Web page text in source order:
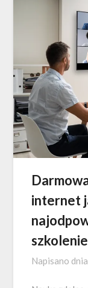
internet
szkolenie
Napisano dnia